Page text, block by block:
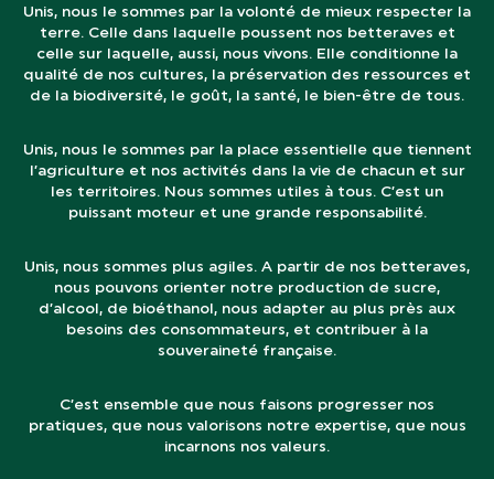
Unis, nous le sommes par la volonté de mieux respecter la
terre. Celle dans laquelle poussent nos betteraves et
celle sur laquelle, aussi, nous vivons. Elle conditionne la
qualité de nos cultures, la préservation des ressources et
de la biodiversité, le goût, la santé, le bien-être de tous.
Unis, nous le sommes par la place essentielle que tiennent
l’agriculture et nos activités dans la vie de chacun et sur
les territoires. Nous sommes utiles à tous. C’est un
puissant moteur et une grande responsabilité.
Unis, nous sommes plus agiles. A partir de nos betteraves,
nous pouvons orienter notre production de sucre,
d’alcool, de bioéthanol, nous adapter au plus près aux
besoins des consommateurs, et contribuer à la
souveraineté française.
C’est ensemble que nous faisons progresser nos
pratiques, que nous valorisons notre expertise, que nous
incarnons nos valeurs.